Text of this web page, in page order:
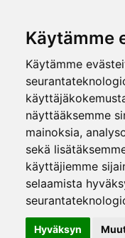
Käytämme
Käytämme
näyttääksemme
mainoksia,
sekä
käyttäjiemme
selaamista
Hyväksyn